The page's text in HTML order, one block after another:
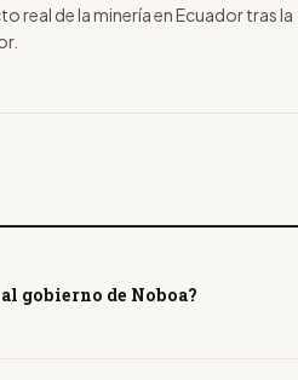
real de la minería en Ecuador tras la
gobierno de Noboa?